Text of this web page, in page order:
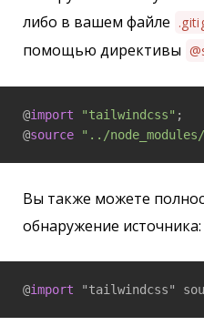
либо в вашем файле
помощью директивы
@import "tailwindcss" ;
@source "../
Вы также можете
обнаружение источника:
@import "tailwindcss"